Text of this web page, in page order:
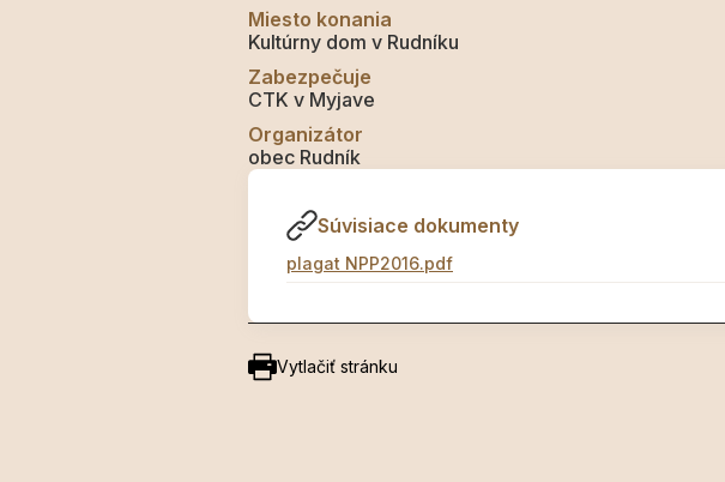
Miesto konania
Kultúrny dom v Rudníku
Zabezpečuje
CTK v Myjave
Organizátor
obec Rudník
Súvisiace dokumenty
plagat NPP2016.pdf
Vytlačiť stránku